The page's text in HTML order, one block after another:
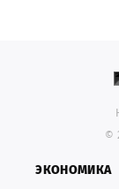
©
ЭКОНОМИКА